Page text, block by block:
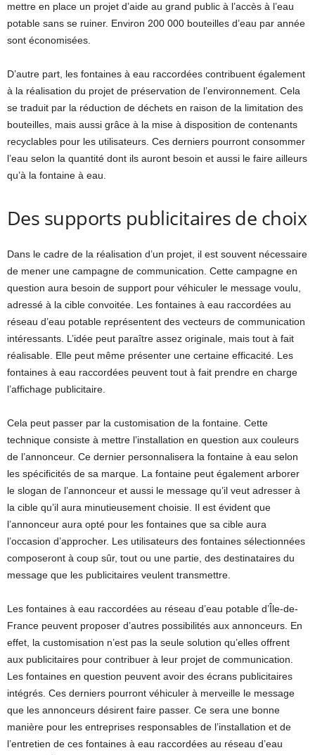
mettre en place un projet d’aide au grand public à l’accès à l’eau
potable sans se ruiner. Environ 200 000 bouteilles d’eau par année
sont économisées.
D’autre part, les fontaines à eau raccordées contribuent également
à la réalisation du projet de préservation de l’environnement. Cela
se traduit par la réduction de déchets en raison de la limitation des
bouteilles, mais aussi grâce à la mise à disposition de contenants
recyclables pour les utilisateurs. Ces derniers pourront consommer
l’eau selon la quantité dont ils auront besoin et aussi le faire ailleurs
qu’à la fontaine à eau.
Des supports publicitaires de choix
Dans le cadre de la réalisation d’un projet, il est souvent nécessaire
de mener une campagne de communication. Cette campagne en
question aura besoin de support pour véhiculer le message voulu,
adressé à la cible convoitée. Les fontaines à eau raccordées au
réseau d’eau potable représentent des vecteurs de communication
intéressants. L’idée peut paraître assez originale, mais tout à fait
réalisable. Elle peut même présenter une certaine efficacité. Les
fontaines à eau raccordées peuvent tout à fait prendre en charge
l’affichage publicitaire.
Cela peut passer par la customisation de la fontaine. Cette
technique consiste à mettre l’installation en question aux couleurs
de l’annonceur. Ce dernier personnalisera la fontaine à eau selon
les spécificités de sa marque. La fontaine peut également arborer
le slogan de l’annonceur et aussi le message qu’il veut adresser à
la cible qu’il aura minutieusement choisie. Il est évident que
l’annonceur aura opté pour les fontaines que sa cible aura
l’occasion d’approcher. Les utilisateurs des fontaines sélectionnées
composeront à coup sûr, tout ou une partie, des destinataires du
message que les publicitaires veulent transmettre.
Les fontaines à eau raccordées au réseau d’eau potable d’Île-de-
France peuvent proposer d’autres possibilités aux annonceurs. En
effet, la customisation n’est pas la seule solution qu’elles offrent
aux publicitaires pour contribuer à leur projet de communication.
Les fontaines en question peuvent avoir des écrans publicitaires
intégrés. Ces derniers pourront véhiculer à merveille le message
que les annonceurs désirent faire passer. Ce sera une bonne
manière pour les entreprises responsables de l’installation et de
l’entretien de ces fontaines à eau raccordées au réseau d’eau